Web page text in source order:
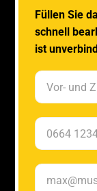
Füllen Sie
schnell
ist